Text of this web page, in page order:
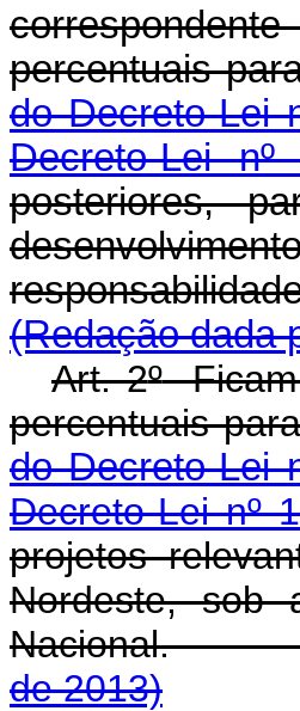
percentuais
do Decreto-Lei
Decreto-Lei
posteriores,
(Redação dada
Art. 2ºFicam
percentuais
do Decreto-Lei
Decreto-Lei nº
projetos
Nordeste, sob
de 2013)